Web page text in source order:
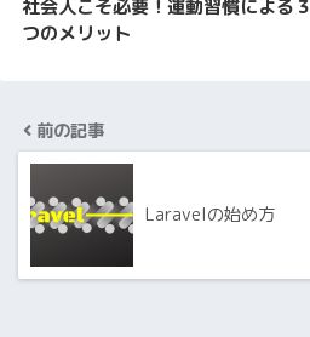
社会人こそ必要！運動習慣による３
つのメリット
前の記事
Laravelの始め方